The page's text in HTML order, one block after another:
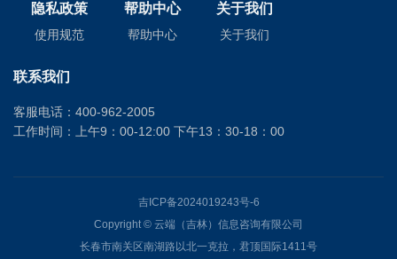
隐私政策
使用规范
帮助中心
帮助中心
关于我们
关于我们
联系我们
客服电话：400-962-2005
工作时间：上午9：00-12:00 下午13：30-18：00
吉ICP备2024019243号-6
Copyright © 云端（吉林）信息咨询有限公司
长春市南关区南湖路以北一克拉，君顶国际1411号